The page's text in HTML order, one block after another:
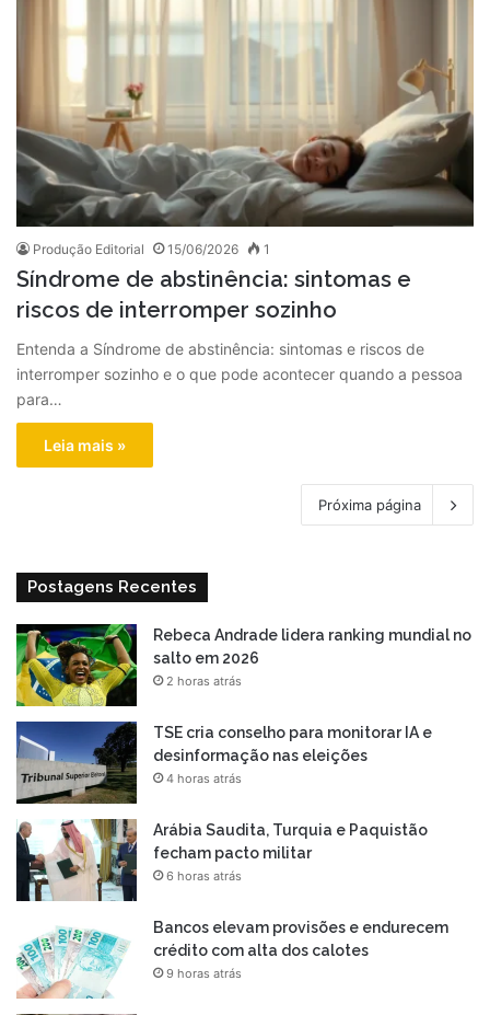
Produção Editorial 15/06/2026 1
Síndrome de abstinência: sintomas e
riscos de interromper sozinho
Entenda a Síndrome de abstinência: sintomas e riscos de
interromper sozinho e o que pode acontecer quando a pessoa
para…
Leia mais »
Próxima página
Postagens Recentes
Rebeca Andrade lidera ranking mundial no
salto em 2026
2 horas atrás
TSE cria conselho para monitorar IA e
desinformação nas eleições
4 horas atrás
Arábia Saudita, Turquia e Paquistão
fecham pacto militar
6 horas atrás
Bancos elevam provisões e endurecem
crédito com alta dos calotes
9 horas atrás